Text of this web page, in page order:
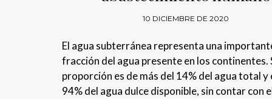
10 DICIEMBRE DE 2020
El agua subterránea representa una
fracción del agua presente en los continentes.
proporción es de más del 14% del agua total y
94% del agua dulce disponible, sin contar con